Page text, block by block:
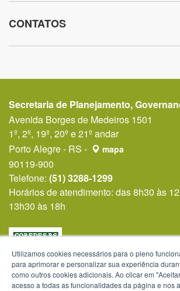
CONTATOS
Secretaria de Planejamento,
Avenida Borges de Medeiros 1501
1º, 2º, 19º, 20º e 21º andar
Porto Alegre - RS -
mapa
90119-900
Telefone: (51) 3288-1299
Horários de atendimento: das 8h30 às
13h30 às 18h
Utilizamos cookies necessários para o pleno
para aprimorar e personalizar sua experiência
como outros cookies adicionais. Ao clicar em
acesso a todas as funcionalidades da página e nos